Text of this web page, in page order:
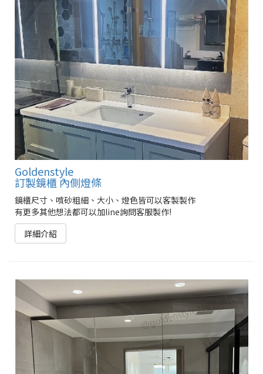
Goldenstyle
訂製鏡櫃 內側燈條
鏡櫃尺寸、噴砂粗細、大小、燈色皆可以客製製作
有更多其他想法都可以加line詢問客服製作!
詳細介紹